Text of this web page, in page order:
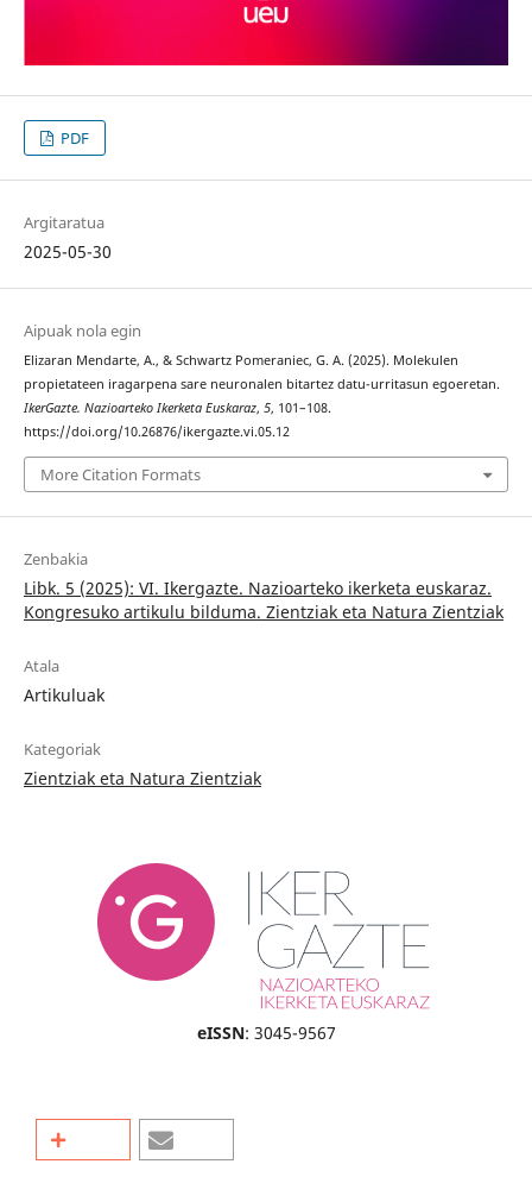
PDF
Argitaratua
2025-05-30
Aipuak nola egin
Elizaran Mendarte, A., & Schwartz Pomeraniec, G. A. (2025). Molekulen
propietateen iragarpena sare neuronalen bitartez datu-urritasun egoeretan.
IkerGazte. Nazioarteko Ikerketa Euskaraz, 5, 101–108.
https://doi.org/10.26876/ikergazte.vi.05.12
More Citation Formats
Zenbakia
Libk. 5 (2025): VI. Ikergazte. Nazioarteko ikerketa euskaraz.
Kongresuko artikulu bilduma. Zientziak eta Natura Zientziak
Atala
Artikuluak
Kategoriak
Zientziak eta Natura Zientziak
eISSN: 3045-9567